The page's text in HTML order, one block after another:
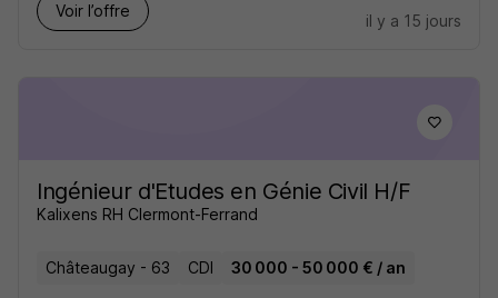
Voir l’offre
il y a 15 jours
Ingénieur d'Etudes en Génie Civil H/F
Kalixens RH Clermont-Ferrand
Châteaugay - 63 CDI 30 000 - 50 000 € / an